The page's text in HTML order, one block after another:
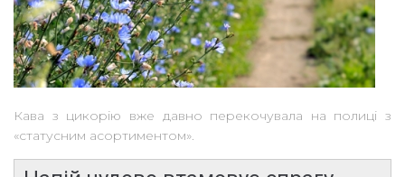
Кава з цикорію вже давно перекочувала на полиці з
«статусним асортиментом».